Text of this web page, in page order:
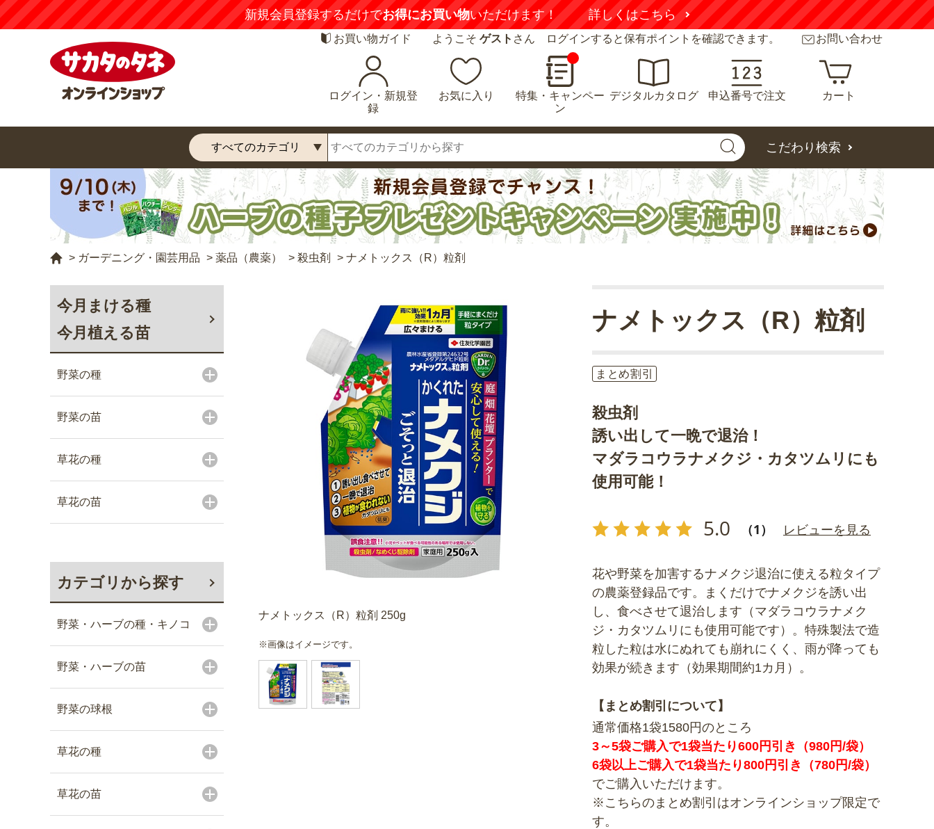
新規会員登録するだけでお得にお買い物いただけます！ 詳しくはこちら
お買い物ガイド ようこそ ゲスト さん ログインすると保有ポイントを確認できます。 お問い合わせ
ログイン・新規登
録
お気に入り
特集・キャンペー
ン
デジタルカタログ 申込番号で注文 カート
こだわり検索
> ガーデニング・園芸用品 > 薬品（農薬） > 殺虫剤 > ナメトックス（R）粒剤
今月まける種
今月植える苗
野菜の種
野菜の苗
草花の種
草花の苗
カテゴリから探す
野菜・ハーブの種・キノコ
野菜・ハーブの苗
野菜の球根
草花の種
草花の苗
ナメトックス（R）粒剤 250g
※画像はイメージです。
まとめ割引
殺虫剤
誘い出して一晩で退治！
マダラコウラナメクジ・カタツムリにも
使用可能！
5.0 （1） レビューを見る
ナメトックス（R）粒剤
花や野菜を加害するナメクジ退治に使える粒タイプ
の農薬登録品です。まくだけでナメクジを誘い出
し、食べさせて退治します（マダラコウラナメク
ジ・カタツムリにも使用可能です）。特殊製法で造
粒した粒は水にぬれても崩れにくく、雨が降っても
効果が続きます（効果期間約1カ月）。
【まとめ割引について】
通常価格1袋1580円のところ
3～5袋ご購入で1袋当たり600円引き（980円/袋）
6袋以上ご購入で1袋当たり800円引き（780円/袋）
でご購入いただけます。
※こちらのまとめ割引はオンラインショップ限定で
す。